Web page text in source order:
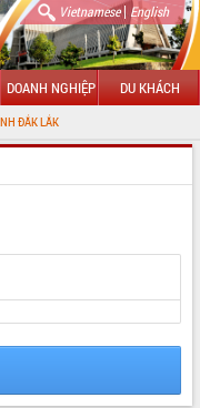
Vietnamese| English
DOANH NGHIỆP DU KHÁCH